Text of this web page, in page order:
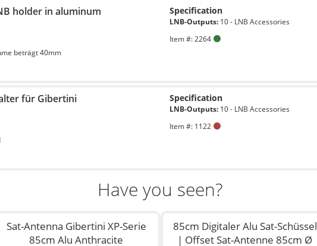
holder in aluminum
beträgt 40mm
Specification
LNB-Outputs: 10 - LNB Accessories
Item #: 2264
für Gibertini Specification
LNB-Outputs: 10 - LNB Accessories
Item #: 1122
Have you seen?
Sat-Antenna Gibertini XP-Serie
85cm Alu Anthracite
85cm Digitaler Alu Sat-Schüssel
| Offset Sat-Antenne 85cm Ø